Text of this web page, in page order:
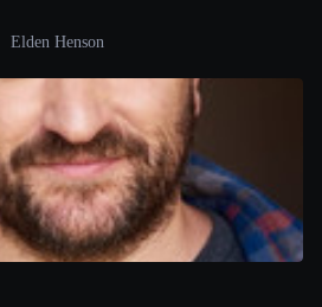
Elden Henson